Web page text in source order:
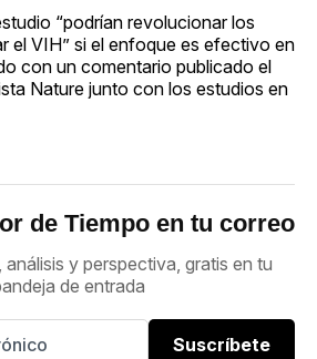
“podrían revolucionar los
el VIH” si el enfoque es efectivo en
con un comentario publicado el
Nature junto con los estudios en
de Tiempo en tu correo
y perspectiva, gratis en tu
de entrada
Suscríbete